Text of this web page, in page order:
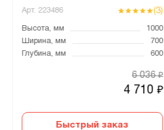
Арт. 223486 (3)
Высота, мм
1000
Ширина, мм
700
Глубина, мм
600
4 710₽
6 036₽
Быстрый заказ